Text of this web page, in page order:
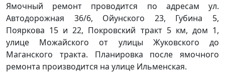
Ямочный ремонт проводится по адресам ул.
Автодорожная 36/6, Ойунского 23, Губина 5,
Пояркова 15 и 22, Покровский тракт 5 км, дом 1,
улице Можайского от улицы Жуковского до
Маганского тракта. Планировка после ямочного
ремонта производится на улице Ильменская.